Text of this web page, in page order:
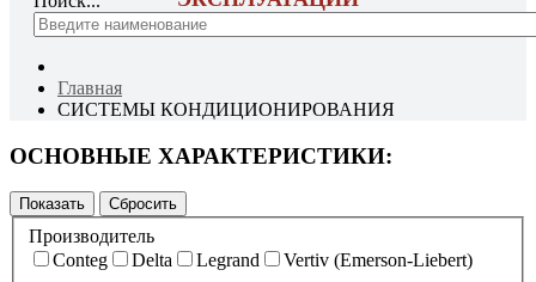
Главная
СИСТЕМЫ КОНДИЦИОНИРОВАНИЯ
ОСНОВНЫЕ ХАРАКТЕРИСТИКИ:
Производитель
Conteg
Delta Legrand Vertiv (Emerson-Liebert)